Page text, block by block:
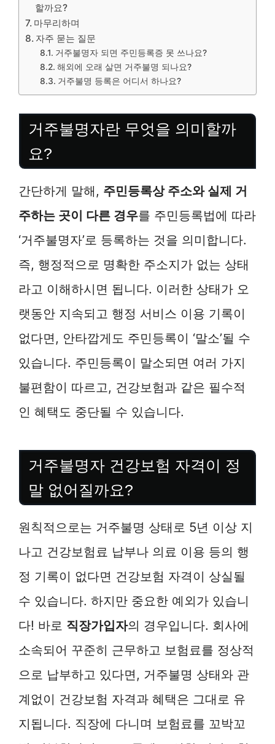
할까요?
마무리하며
자주 묻는 질문
거주불명자 되면 주민등록증 못 쓰나요?
해외에 오래 살면 거주불명 되나요?
거주불명 등록은 어디서 하나요?
거주불명자란 무엇을 의미할까
요?
간단하게 말해, 주민등록상 주소와 실제 거
주하는 곳이 다른 경우를 주민등록법에 따라
‘거주불명자’로 등록하는 것을 의미합니다.
즉, 행정적으로 명확한 주소지가 없는 상태
라고 이해하시면 됩니다. 이러한 상태가 오
랫동안 지속되고 행정 서비스 이용 기록이
없다면, 안타깝게도 주민등록이 ‘말소’될 수
있습니다. 주민등록이 말소되면 여러 가지
불편함이 따르고, 건강보험과 같은 필수적
인 혜택도 중단될 수 있습니다.
거주불명자 건강보험 자격이 정
말 없어질까요?
원칙적으로는 거주불명 상태로 5년 이상 지
나고 건강보험료 납부나 의료 이용 등의 행
정 기록이 없다면 건강보험 자격이 상실될
수 있습니다. 하지만 중요한 예외가 있습니
다! 바로 직장가입자의 경우입니다. 회사에
소속되어 꾸준히 근무하고 보험료를 정상적
으로 납부하고 있다면, 거주불명 상태와 관
계없이 건강보험 자격과 혜택은 그대로 유
지됩니다. 직장에 다니며 보험료를 꼬박꼬